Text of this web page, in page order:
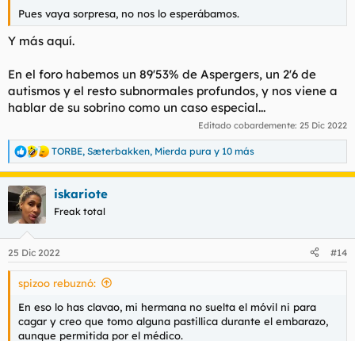
Pues vaya sorpresa, no nos lo esperábamos.
Y más aquí.
En el foro habemos un 89'53% de Aspergers, un 2'6 de
autismos y el resto subnormales profundos, y nos viene a
hablar de su sobrino como un caso especial...
Editado cobardemente: 25 Dic 2022
R
e
a
c
c
i
e
s
TORBE, Sæterbakken, Mierda pura y 10 más
iskariote
Freak total
25 Dic 2022 #14
spizoo rebuznó:
En eso lo has clavao, mi hermana no suelta el móvil ni para
cagar y creo que tomo alguna pastillica durante el embarazo,
aunque permitida por el médico.